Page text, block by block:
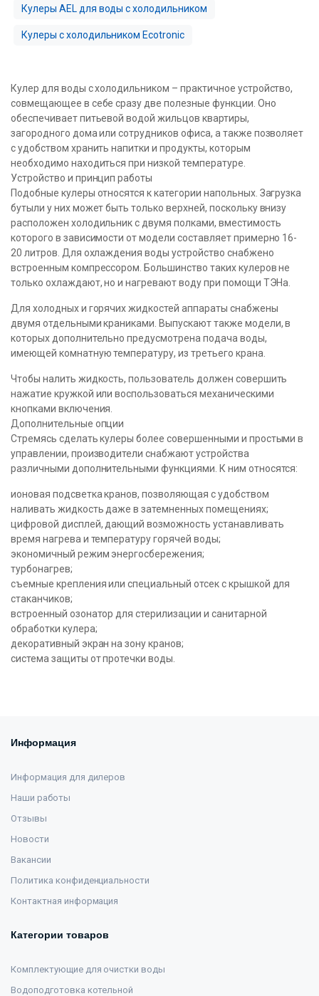
Кулеры AEL для воды с холодильником
Кулеры с холодильником Ecotronic
Кулер для воды с холодильником – практичное устройство,
совмещающее в себе сразу две полезные функции. Оно
обеспечивает питьевой водой жильцов квартиры,
загородного дома или сотрудников офиса, а также позволяет
с удобством хранить напитки и продукты, которым
необходимо находиться при низкой температуре.
Устройство и принцип работы
Подобные кулеры относятся к категории напольных. Загрузка
бутыли у них может быть только верхней, поскольку внизу
расположен холодильник с двумя полками, вместимость
которого в зависимости от модели составляет примерно 16-
20 литров. Для охлаждения воды устройство снабжено
встроенным компрессором. Большинство таких кулеров не
только охлаждают, но и нагревают воду при помощи ТЭНа.
Для холодных и горячих жидкостей аппараты снабжены
двумя отдельными краниками. Выпускают также модели, в
которых дополнительно предусмотрена подача воды,
имеющей комнатную температуру, из третьего крана.
Чтобы налить жидкость, пользователь должен совершить
нажатие кружкой или воспользоваться механическими
кнопками включения.
Дополнительные опции
Стремясь сделать кулеры более совершенными и простыми в
управлении, производители снабжают устройства
различными дополнительными функциями. К ним относятся:
ионовая подсветка кранов, позволяющая с удобством
наливать жидкость даже в затемненных помещениях;
цифровой дисплей, дающий возможность устанавливать
время нагрева и температуру горячей воды;
экономичный режим энергосбережения;
турбонагрев;
съемные крепления или специальный отсек с крышкой для
стаканчиков;
встроенный озонатор для стерилизации и санитарной
обработки кулера;
декоративный экран на зону кранов;
система защиты от протечки воды.
Информация
Информация для дилеров
Наши работы
Отзывы
Новости
Вакансии
Политика конфиденциальности
Контактная информация
Категории товаров
Комплектующие для очистки воды
Водоподготовка котельной